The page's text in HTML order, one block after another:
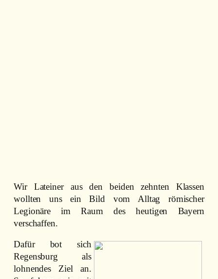
Wir Lateiner aus den beiden zehnten Klassen
wollten uns ein Bild vom Alltag römischer
Legionäre im Raum des heutigen Bayern
verschaffen.
Dafür bot sich
Regensburg als
lohnendes Ziel an.